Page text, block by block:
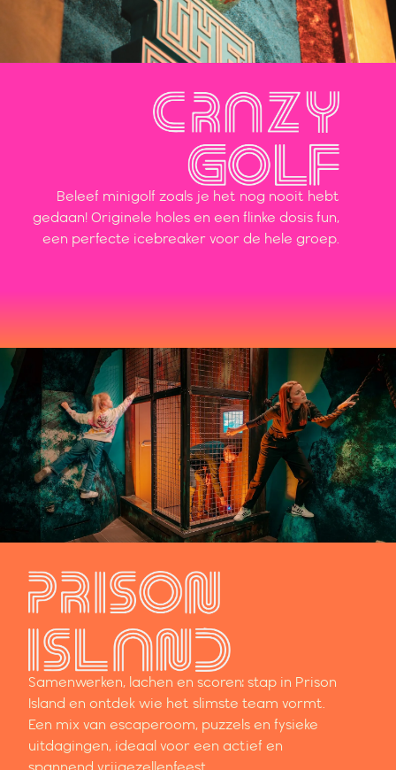
Beleef minigolf zoals je het nog nooit hebt
gedaan! Originele holes en een flinke dosis fun,
een perfecte icebreaker voor de hele groep.
Samenwerken, lachen en scoren: stap in Prison
Island en ontdek wie het slimste team vormt.
Een mix van escaperoom, puzzels en fysieke
uitdagingen, ideaal voor een actief en